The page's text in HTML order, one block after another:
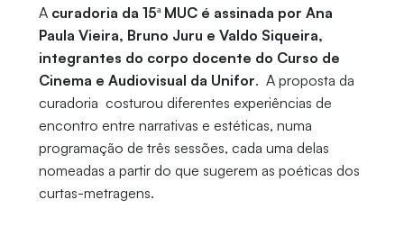
A curadoria da 15ª MUC é assinada por Ana
Paula Vieira, Bruno Juru e Valdo Siqueira,
integrantes do corpo docente do Curso de
Cinema e Audiovisual da Unifor. A proposta da
curadoria costurou diferentes experiências de
encontro entre narrativas e estéticas, numa
programação de três sessões, cada uma delas
nomeadas a partir do que sugerem as poéticas dos
curtas-metragens.